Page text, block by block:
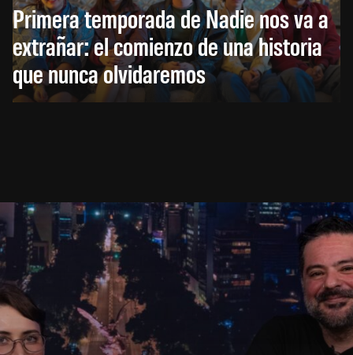
Primera temporada de Nadie nos va a
extrañar: el comienzo de una historia
que nunca olvidaremos